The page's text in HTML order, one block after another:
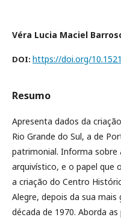
Véra Lucia Maciel
DOI: https://doi.org/
Resumo
Apresenta dados da
Rio Grande do Sul, a de
patrimonial. Informa sobre
arquivístico, e o papel que
a criação do Centro
Alegre, depois da sua
década de 1970. Aborda